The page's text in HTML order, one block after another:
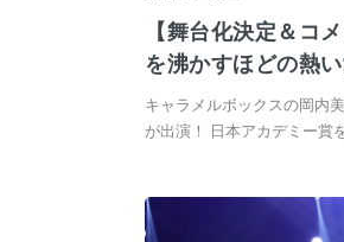
【舞台化決定＆コ
を沸かすほどの熱い
キャラメルボックスの岡内
が出演！ 日本アカデミー賞